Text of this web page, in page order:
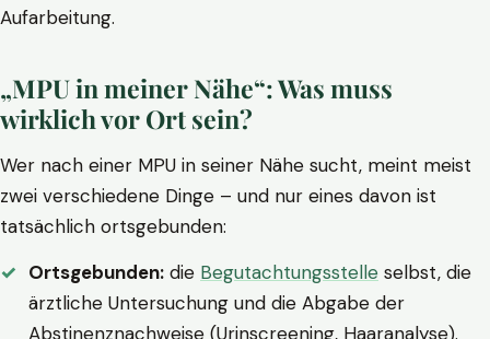
Aufarbeitung.
„MPU in meiner Nähe“: Was muss
wirklich vor Ort sein?
Wer nach einer MPU in seiner Nähe sucht, meint meist
zwei verschiedene Dinge – und nur eines davon ist
tatsächlich ortsgebunden:
Ortsgebunden: die Begutachtungsstelle selbst, die
ärztliche Untersuchung und die Abgabe der
Abstinenznachweise (Urinscreening, Haaranalyse).